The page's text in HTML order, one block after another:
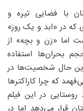
با فضایی تیره و
در «ابد و یک روز»
اما «زن و بچه» از
بحران‌ها استفاده
این حال شخصیت‌ها در
که چرا کاراکترها
روستایی در این فیلم